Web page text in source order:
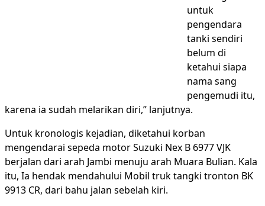
untuk
pengendara
tanki sendiri
belum di
ketahui siapa
nama sang
pengemudi itu,
karena ia sudah melarikan diri,” lanjutnya.
Untuk kronologis kejadian, diketahui korban
mengendarai sepeda motor Suzuki Nex B 6977 VJK
berjalan dari arah Jambi menuju arah Muara Bulian. Kala
itu, Ia hendak mendahului Mobil truk tangki tronton BK
9913 CR, dari bahu jalan sebelah kiri.